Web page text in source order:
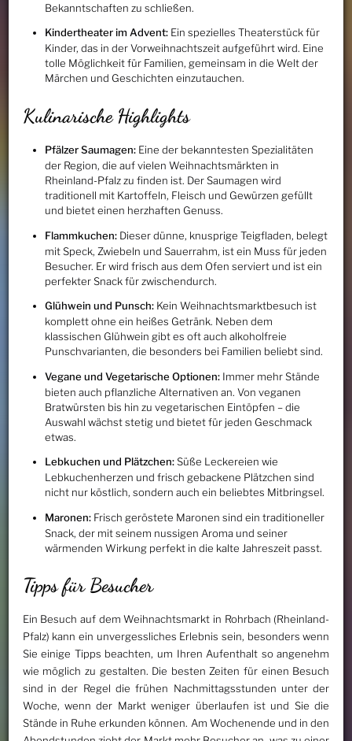
Bekanntschaften zu schließen.
Kindertheater im Advent:Ein spezielles Theaterstück für
Kinder, das in der Vorweihnachtszeit aufgeführt wird. Eine
tolle Möglichkeit für Familien, gemeinsam in die Welt der
Märchen und Geschichten einzutauchen.
Kulinarische Highlights
Pfälzer Saumagen:Eine der bekanntesten Spezialitäten
der Region, die auf vielen Weihnachtsmärkten in
Rheinland-Pfalz zu finden ist. Der Saumagen wird
traditionell mit Kartoffeln, Fleisch und Gewürzen gefüllt
und bietet einen herzhaften Genuss.
Flammkuchen:Dieser dünne, knusprige Teigfladen, belegt
mit Speck, Zwiebeln und Sauerrahm, ist ein Muss für jeden
Besucher. Er wird frisch aus dem Ofen serviert und ist ein
perfekter Snack für zwischendurch.
Glühwein und Punsch:Kein Weihnachtsmarktbesuch ist
komplett ohne ein heißes Getränk. Neben dem
klassischen Glühwein gibt es oft auch alkoholfreie
Punschvarianten, die besonders bei Familien beliebt sind.
Vegane und Vegetarische Optionen:Immer mehr Stände
bieten auch pflanzliche Alternativen an. Von veganen
Bratwürsten bis hin zu vegetarischen Eintöpfen – die
Auswahl wächst stetig und bietet für jeden Geschmack
etwas.
Lebkuchen und Plätzchen:Süße Leckereien wie
Lebkuchenherzen und frisch gebackene Plätzchen sind
nicht nur köstlich, sondern auch ein beliebtes Mitbringsel.
Maronen:Frisch geröstete Maronen sind ein traditioneller
Snack, der mit seinem nussigen Aroma und seiner
wärmenden Wirkung perfekt in die kalte Jahreszeit passt.
Tipps für Besucher
Ein Besuch auf dem Weihnachtsmarkt in Rohrbach (Rheinland-
Pfalz) kann ein unvergessliches Erlebnis sein, besonders wenn
Sie einige Tipps beachten, um Ihren Aufenthalt so angenehm
wie möglich zu gestalten. Die besten Zeiten für einen Besuch
sind in der Regel die frühen Nachmittagsstunden unter der
Woche, wenn der Markt weniger überlaufen ist und Sie die
Stände in Ruhe erkunden können. Am Wochenende und in den